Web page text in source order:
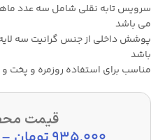
می باشد
پوشش داخلی از جنس گرانیت سه
باشد
مناسب برای استفاده روزمره و
قیمت